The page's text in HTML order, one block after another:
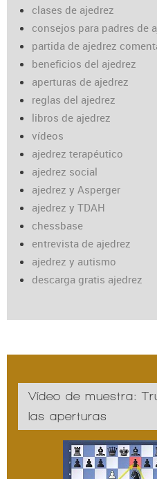
clases de ajedrez
consejos para padres de
partida de ajedrez
beneficios del ajedrez
aperturas de ajedrez
reglas del ajedrez
libros de ajedrez
vídeos
ajedrez terapéutico
ajedrez social
ajedrez y Asperger
ajedrez y TDAH
chessbase
entrevista de ajedrez
ajedrez y autismo
descarga gratis ajedrez
Vídeo de muestra:
las aperturas